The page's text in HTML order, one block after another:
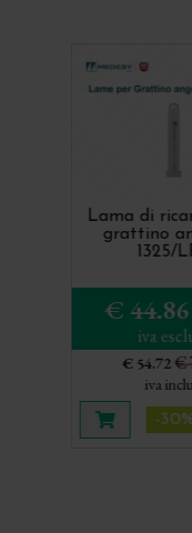
Lama di
grattino
1325/
€ 44.86
iva
€ 54.72 €
iva
Aggiungi
-